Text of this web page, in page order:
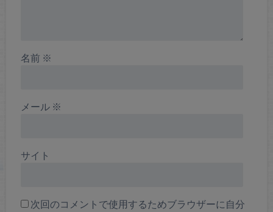
名前 ※
メール ※
サイト
次回のコメントで使用するためブラウザーに自分